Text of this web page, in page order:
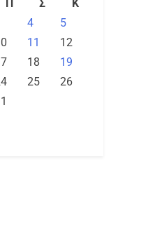
Π Σ
Κ
4
5
11
12
18
19
25
26